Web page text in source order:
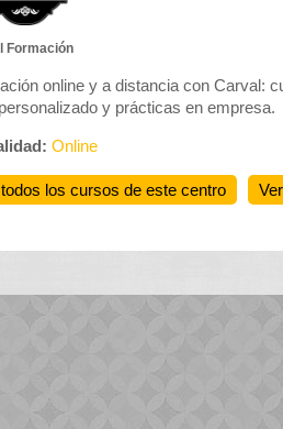
Formación
online y a distancia con Carval:
y prácticas en empresa.
Online
los cursos de este centro